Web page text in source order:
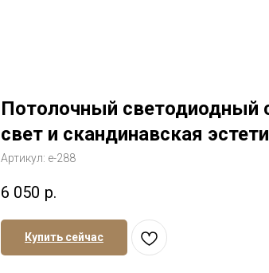
Потолочный светодиодный
свет и скандинавская
Артикул: е-288
6 050 р.
Купить сейчас